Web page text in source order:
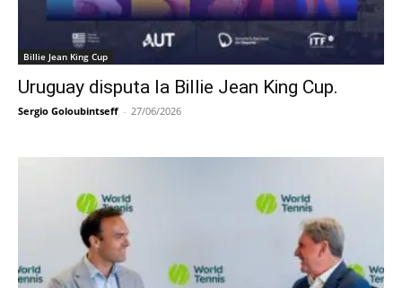
Billie Jean King Cup
Uruguay disputa la Billie Jean King Cup.
Sergio Goloubintseff - 27/06/2026